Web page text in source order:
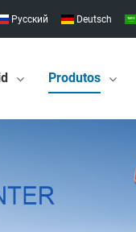
Pусский Deutsch
Produtos